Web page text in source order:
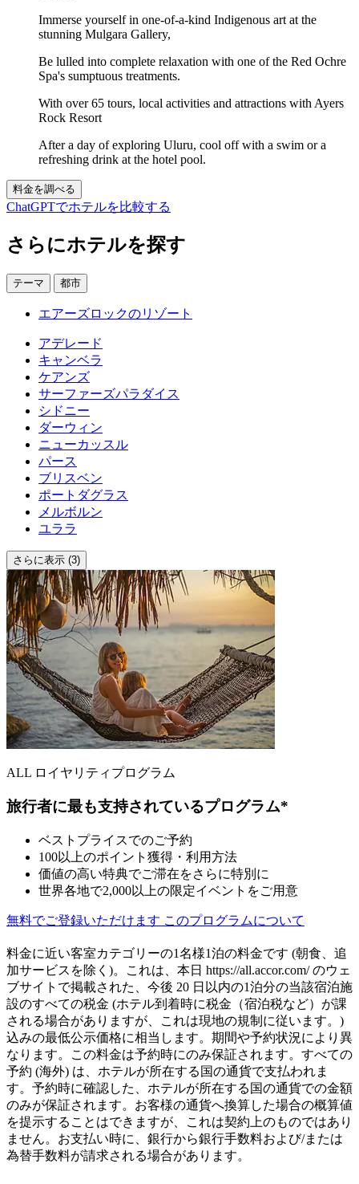
Immerse yourself in one-of-a-kind Indigenous art at the
stunning Mulgara Gallery,
Be lulled into complete relaxation with one of the Red Ochre
Spa's sumptuous treatments.
With over 65 tours, local activities and attractions with Ayers
Rock Resort
After a day of exploring Uluru, cool off with a swim or a
refreshing drink at the hotel pool.
料金を調べる
ChatGPTでホテルを比較する
さらにホテルを探す
テーマ 都市
エアーズロックのリゾート
アデレード
キャンベラ
ケアンズ
サーファーズパラダイス
シドニー
ダーウィン
ニューカッスル
パース
ブリスベン
ポートダグラス
メルボルン
ユララ
さらに表示 (3)
ALL ロイヤリティプログラム
旅行者に最も支持されているプログラム*
ベストプライスでのご予約
100以上のポイント獲得・利用方法
価値の高い特典でご滞在をさらに特別に
世界各地で2,000以上の限定イベントをご用意
無料でご登録いただけます このプログラムについて
料金に近い客室カテゴリーの1名様1泊の料金です (朝食、追
加サービスを除く)。これは、本日 https://all.accor.com/ のウェ
ブサイトで掲載された、今後 20 日以内の1泊分の当該宿泊施
設のすべての税金 (ホテル到着時に税金（宿泊税など）が課
される場合がありますが、これは現地の規制に従います。)
込みの最低公示価格に相当します。期間や予約状況により異
なります。この料金は予約時にのみ保証されます。すべての
予約 (海外) は、ホテルが所在する国の通貨で支払われま
す。予約時に確認した、ホテルが所在する国の通貨での金額
のみが保証されます。お客様の通貨へ換算した場合の概算値
を提示することはできますが、これは契約上のものではあり
ません。お支払い時に、銀行から銀行手数料および/または
為替手数料が請求される場合があります。